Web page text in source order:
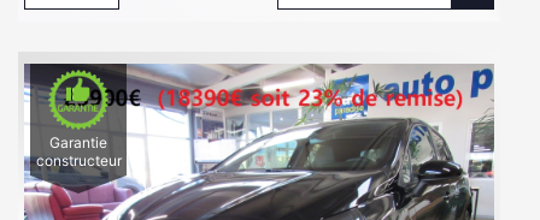
Garantie
constructeur